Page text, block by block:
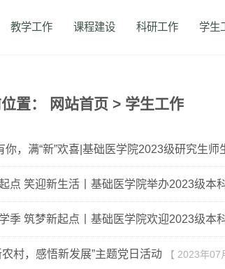
教学工作 课程建设 科研工作 学生
置： 网站首页 > 学生工作
你，满“新”欢喜|基础医学院2023级研究生师
点 笑迎新生活丨基础医学院举办2023级本
季 筑梦新起点丨基础医学院欢迎2023级本
农村，感悟新发展”主题党日活动 【 2023年07